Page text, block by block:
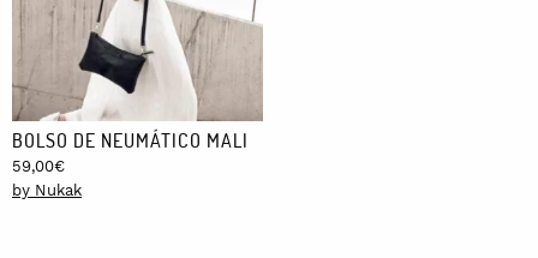
BOLSO DE NEUMÁTICO MALI
59,00€
by Nukak